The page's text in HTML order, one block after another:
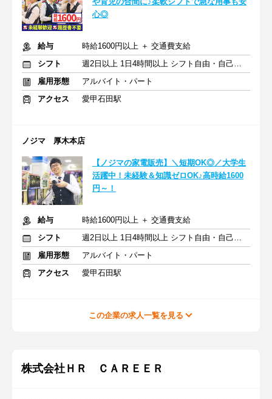
心◎
給与
時給1600円以上 ＋ 交通費支給
シフト
週2日以上 1日4時間以上 シフト自由・自己申告
雇用形態
アルバイト・パート
アクセス
愛甲石田駅
ノジマ 厚木本店
【ノジマの家電販売】＼短期OK◎／大学生
活躍中！未経験＆知識ゼロOK♪高時給1600
円～！
給与
時給1600円以上 ＋ 交通費支給
シフト
週2日以上 1日4時間以上 シフト自由・自己申告
雇用形態
アルバイト・パート
アクセス
愛甲石田駅
この企業の求人一覧を見る
株式会社ＨＲ ＣＡＲＥＥＲ